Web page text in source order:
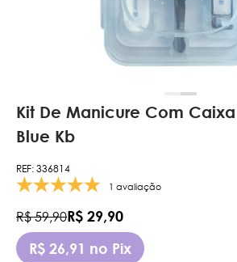
Kit De Manicure Com
Blue Kb
REF: 336814
1 avaliação
R$ 59,90R$ 29,90
R$ 26,91 no Pix